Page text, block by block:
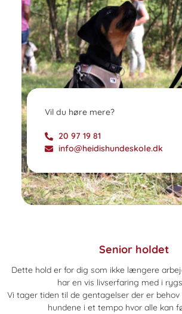
Vil du høre mere?
20 97 19 81
info@heidishundeskole.dk
Senior holdet
Dette hold er for dig som ikke længere
har en vis livserfaring med i
Vi tager tiden til de gentagelser der er
hundene i et tempo hvor alle kan